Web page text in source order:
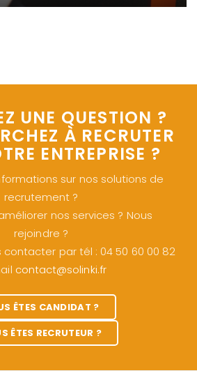
UNE QUESTION ?
À RECRUTER
ENTREPRISE ?
sur nos solutions de
recrutement ?
nos services ? Nous
rejoindre ?
contacter par tél : 04 50 60 00 82
contact@solinki.fr
ÊTES CANDIDAT ?
ÊTES RECRUTEUR ?